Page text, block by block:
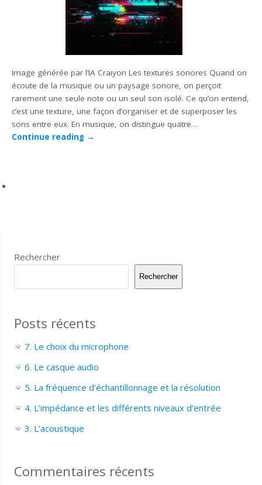
Image générée par l’IA Craiyon Les textures sonores Quand on
écoute de la musique ou un paysage sonore, on perçoit
rarement une seule note ou un seul son isolé. Ce qu’on entend,
c’est une texture, une façon d’organiser et de superposer les
sons entre eux. En musique, on distingue quatre…
Continue reading →
Rechercher
Rechercher
Posts récents
7. Le choix du microphone
6. Le casque audio
5. La fréquence d’échantillonnage et la résolution
4. L’impédance et les différents niveaux d’entrée
3. L’acoustique
Commentaires récents